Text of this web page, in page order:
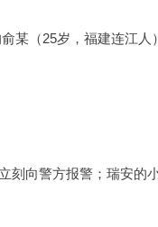
某（25岁，福建连江
刻向警方报警；瑞安的